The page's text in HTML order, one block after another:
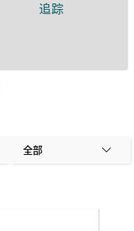
追踪
全部